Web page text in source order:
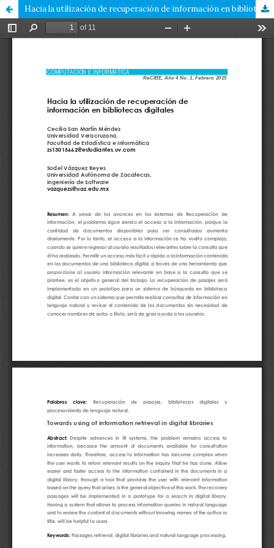
Hacia la utilización de recuperación de información en bibliotecas digitales - Towards using of information retrieval in digital libraries